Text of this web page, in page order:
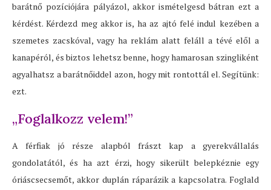
barátnő pozíciójára pályázol, akkor ismételgesd bátran ezt a
kérdést. Kérdezd meg akkor is, ha az ajtó felé indul kezében a
szemetes zacskóval, vagy ha reklám alatt feláll a tévé elől a
kanapéról, és biztos lehetsz benne, hogy hamarosan szingliként
agyalhatsz a barátnőiddel azon, hogy mit rontottál el. Segítünk:
ezt.
„Foglalkozz velem!”
A férfiak jó része alapból frászt kap a gyerekvállalás
gondolatától, és ha azt érzi, hogy sikerült belepkéznie egy
óriáscsecsemőt, akkor duplán ráparázik a kapcsolatra. Foglald